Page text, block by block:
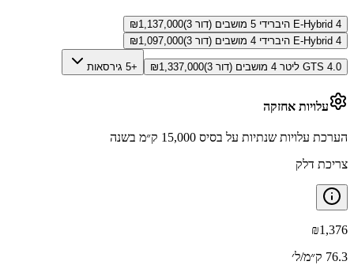
4 E-Hybrid היברידי 5 מושבים (דור 3) ₪1,137,000
4 E-Hybrid היברידי 4 מושבים (דור 3)
₪1,097,000
GTS 4.0 ליטר 4 מושבים (דור 3) ₪1,337,000 +5 גירסאות
עלויות אחזקה
הערכת עלויות שנתיות על בסיס 15,000 ק״מ בשנה
צריכת דלק
₪1,376
76.3 ק״מ/ל׳